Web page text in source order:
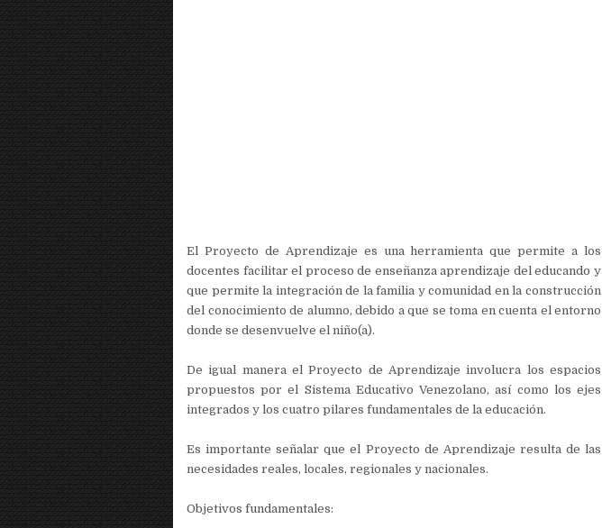
El Proyecto de Aprendizaje es una herramienta que permite a los
docentes facilitar el proceso de enseñanza aprendizaje del educando y
que permite la integración de la familia y comunidad en la construcción
del conocimiento de alumno, debido a que se toma en cuenta el entorno
donde se desenvuelve el niño(a).
De igual manera el Proyecto de Aprendizaje involucra los espacios
propuestos por el Sistema Educativo Venezolano, así como los ejes
integrados y los cuatro pilares fundamentales de la educación.
Es importante señalar que el Proyecto de Aprendizaje resulta de las
necesidades reales, locales, regionales y nacionales.
Objetivos fundamentales: